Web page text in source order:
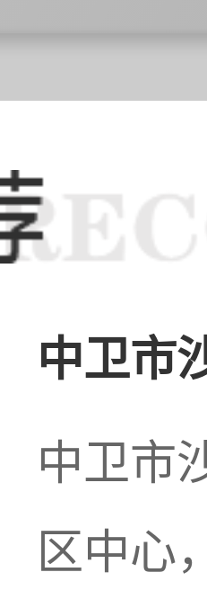
某进行调查。就在这个时候,
中卫市
中卫市
区中心